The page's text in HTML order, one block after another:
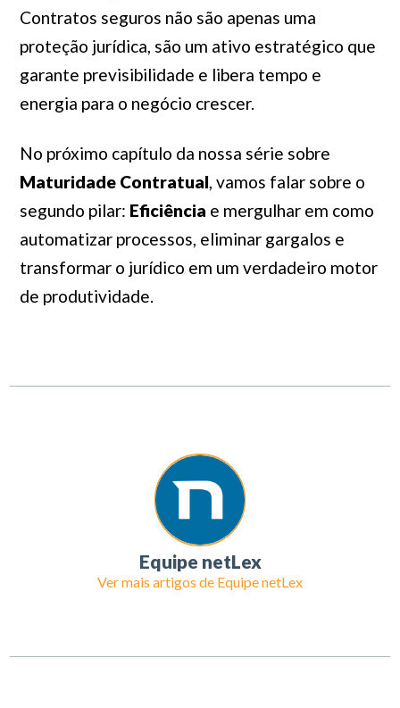
Contratos seguros não são apenas uma
proteção jurídica, são um ativo estratégico que
garante previsibilidade e libera tempo e
energia para o negócio crescer.
No próximo capítulo da nossa série sobre
Maturidade Contratual, vamos falar sobre o
segundo pilar: Eficiência e mergulhar em como
automatizar processos, eliminar gargalos e
transformar o jurídico em um verdadeiro motor
de produtividade.
Equipe netLex
Ver mais artigos de Equipe netLex